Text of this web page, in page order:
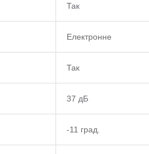
Так
Електронне
Так
37 дБ
-11 град.